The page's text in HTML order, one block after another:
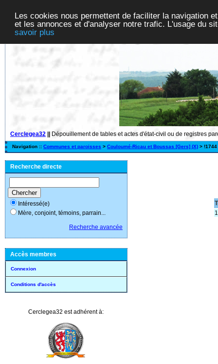
Les cookies nous permettent de faciliter la navigation
et les annonces et d'analyser notre trafic. L'usage du
savoir plus
Cerclegea32 Dépouillement de tables et actes d'état-civil ou de registres
Navigation :: Communes et paroisses > Couloumé-Ricau et Boussas [Gers] (X) > !1744
Recherche directe
Intéressé(e)
Mère, conjoint, témoins, parrain...
Recherche avancée
Accès membres
Connexion
Conditions d'accès
Cerclegea32 est adhérent à: